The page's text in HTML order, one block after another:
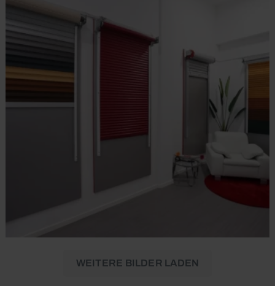
WEITERE BILDER LADEN